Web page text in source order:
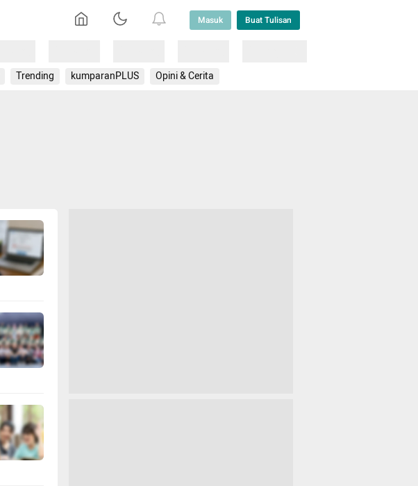
Masuk Buat Tulisan
Trending kumparanPLUS Opini & Cerita